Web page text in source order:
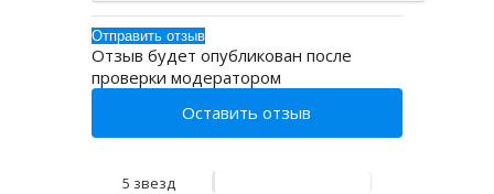
Отзыв будет опубликован после
проверки модератором
Оставить отзыв
5 звезд